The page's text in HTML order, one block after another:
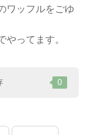
ワッフルをごゆ
ってます。
0